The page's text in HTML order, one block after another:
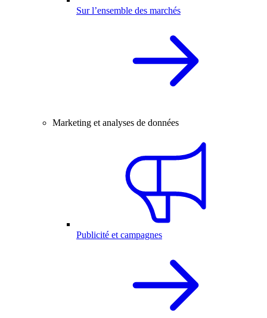
Sur l’ensemble des marchés
Marketing et analyses de données
Publicité et campagnes